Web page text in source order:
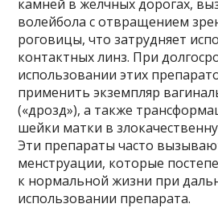
камней в желчных дорогах,
волейбола с отвращением
роговицы, что затрудняет
контактных линз. При
использовании этих
применить экземпляр
(«дрозд»), а также
шейки матки в
Эти препараты часто
менструации, которые
к нормальной жизни при
использовании препарата.